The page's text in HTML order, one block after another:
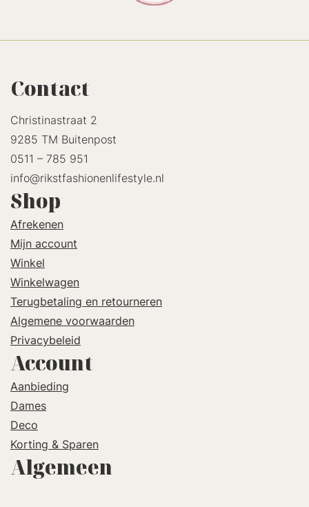
Contact
Christinastraat 2
9285 TM Buitenpost
0511 – 785 951
info@rikstfashionenlifestyle.nl
Shop
Afrekenen
Mijn account
Winkel
Winkelwagen
Terugbetaling en retourneren
Algemene voorwaarden
Privacybeleid
Account
Aanbieding
Dames
Deco
Korting & Sparen
Algemeen